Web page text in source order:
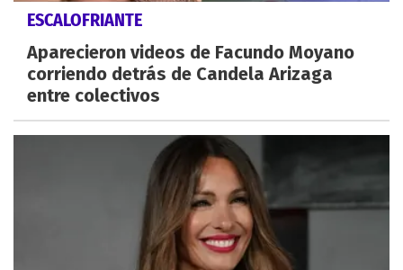
ESCALOFRIANTE
Aparecieron videos de Facundo Moyano
corriendo detrás de Candela Arizaga
entre colectivos